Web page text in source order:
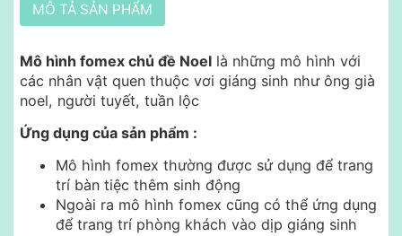
MÔ TẢ SẢN PHẨM
Mô hình fomex chủ đề Noel là những mô hình với
các nhân vật quen thuộc vơi giáng sinh như ông già
noel, người tuyết, tuần lộc
Ứng dụng của sản phẩm :
Mô hình fomex thường được sử dụng để trang
trí bàn tiệc thêm sinh động
Ngoài ra mô hình fomex cũng có thể ứng dụng
để trang trí phòng khách vào dịp giáng sinh